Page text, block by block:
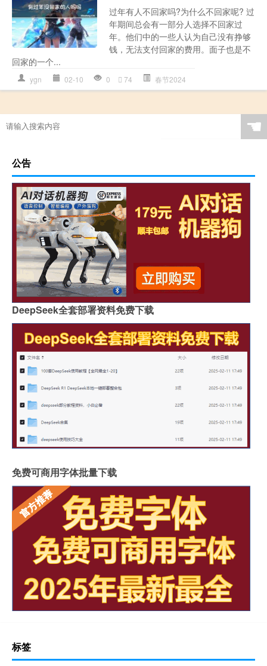
过年有人不回家吗?为什么不回家呢? 过
年期间总会有一部分人选择不回家过
年。他们中的一些人认为自己没有挣够
钱，无法支付回家的费用。面子也是不
回家的一个...
ygn 02-10 0 74 春节2024
☚
公告
DeepSeek全套部署资料免费下载
免费可商用字体批量下载
标签